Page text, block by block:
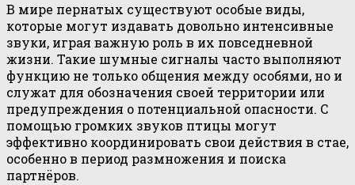
В мире пернатых существуют особые виды,
которые могут издавать довольно интенсивные
звуки, играя важную роль в их повседневной
жизни. Такие шумные сигналы часто выполняют
функцию не только общения между особями, но и
служат для обозначения своей территории или
предупреждения о потенциальной опасности. С
помощью громких звуков птицы могут
эффективно координировать свои действия в стае,
особенно в период размножения и поиска
партнёров.